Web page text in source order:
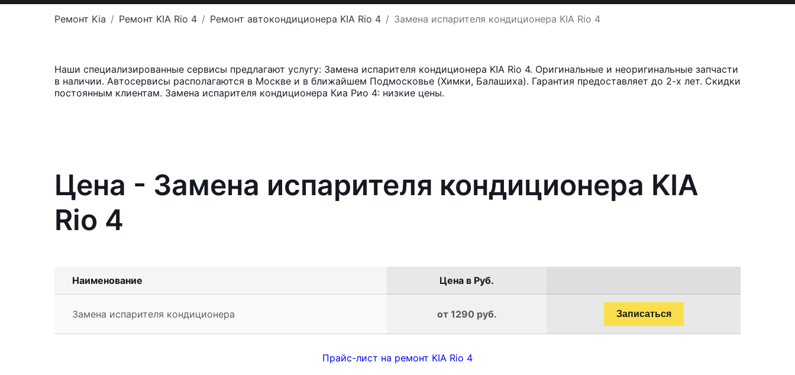
Ремонт Kia Ремонт KIA Rio 4 Ремонт автокондиционера KIA Rio 4 Замена испарителя кондиционера KIA Rio 4
Наши специализированные сервисы предлагают услугу: Замена испарителя кондиционера KIA Rio 4. Оригинальные и неоригинальные запчасти
в наличии. Автосервисы располагаются в Москве и в ближайшем Подмосковье (Химки, Балашиха). Гарантия предоставляет до 2-х лет. Скидки
постоянным клиентам. Замена испарителя кондиционера Киа Рио 4: низкие цены.
Цена - Замена испарителя кондиционера KIA
Rio 4
Наименование Цена в Руб.
Замена испарителя кондиционера от 1290 руб. Записаться
Прайс-лист на ремонт KIA Rio 4